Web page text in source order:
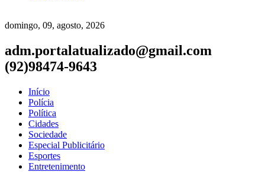
domingo, 09, agosto, 2026
adm.portalatualizado@gmail.com
(92)98474-9643
Início
Polícia
Política
Cidades
Sociedade
Especial Publicitário
Esportes
Entretenimento